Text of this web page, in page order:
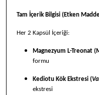
Tam İçerik Bilgisi (Etken
Her 2 Kapsül İçeriği:
Magnezyum L-Treonat
formu
Kediotu Kök Ekstresi (
ekstresi